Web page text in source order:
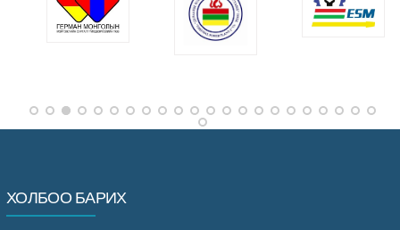
ХОЛБОО БАРИХ